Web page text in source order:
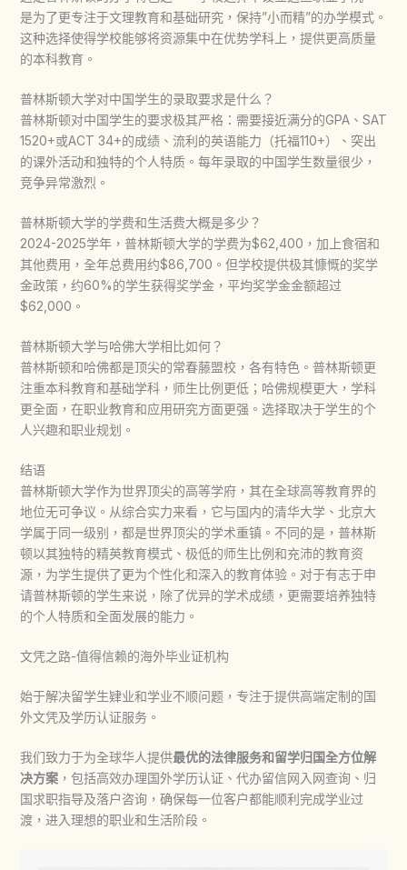
是为了更专注于文理教育和基础研究，保持”小而精”的办学模式。
这种选择使得学校能够将资源集中在优势学科上，提供更高质量
的本科教育。
普林斯顿大学对中国学生的录取要求是什么？
普林斯顿对中国学生的要求极其严格：需要接近满分的GPA、SAT
1520+或ACT 34+的成绩、流利的英语能力（托福110+）、突出
的课外活动和独特的个人特质。每年录取的中国学生数量很少，
竞争异常激烈。
普林斯顿大学的学费和生活费大概是多少？
2024-2025学年，普林斯顿大学的学费为$62,400，加上食宿和
其他费用，全年总费用约$86,700。但学校提供极其慷慨的奖学
金政策，约60%的学生获得奖学金，平均奖学金金额超过
$62,000。
普林斯顿大学与哈佛大学相比如何？
普林斯顿和哈佛都是顶尖的常春藤盟校，各有特色。普林斯顿更
注重本科教育和基础学科，师生比例更低；哈佛规模更大，学科
更全面，在职业教育和应用研究方面更强。选择取决于学生的个
人兴趣和职业规划。
结语
普林斯顿大学作为世界顶尖的高等学府，其在全球高等教育界的
地位无可争议。从综合实力来看，它与国内的清华大学、北京大
学属于同一级别，都是世界顶尖的学术重镇。不同的是，普林斯
顿以其独特的精英教育模式、极低的师生比例和充沛的教育资
源，为学生提供了更为个性化和深入的教育体验。对于有志于申
请普林斯顿的学生来说，除了优异的学术成绩，更需要培养独特
的个人特质和全面发展的能力。
文凭之路-值得信赖的海外毕业证机构
始于解决留学生肄业和学业不顺问题，专注于提供高端定制的国
外文凭及学历认证服务。
我们致力于为全球华人提供最优的法律服务和留学归国全方位解
决方案，包括高效办理国外学历认证、代办留信网入网查询、归
国求职指导及落户咨询，确保每一位客户都能顺利完成学业过
渡，进入理想的职业和生活阶段。